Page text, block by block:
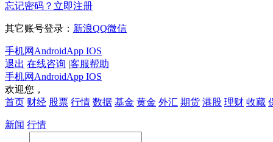
忘记密码？ 立即注册
其它账号登录： 新浪QQ微信
手机网 AndroidApp IOS
退出 在线咨询 |客服帮助
手机网 AndroidApp IOS
欢迎您，
首页 财经 股票 行情 数据 基金 黄金 外汇 期货 港股 理财 收藏
新闻 行情